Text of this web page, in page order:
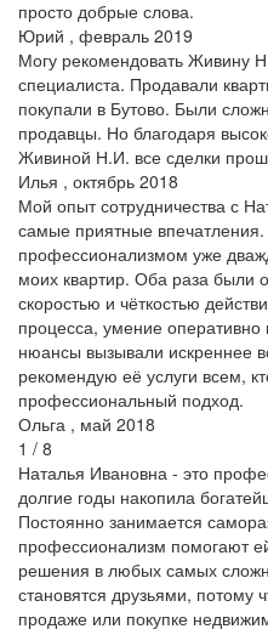
просто добрые слова.
Юрий , февраль 2019
Могу рекомендовать Живину
специалиста. Продавали
покупали в Бутово. Были
продавцы. Но благодаря
Живиной Н.И. все сделки
Илья , октябрь 2018
Мой опыт сотрудничества с
самые приятные
профессионализмом уже
моих квартир. Оба раза были
скоростью и чёткостью
процесса, умение оперативно
нюансы вызывали искреннее
рекомендую её услуги всем,
профессиональный подход.
Ольга , май 2018
1 / 8
Наталья Ивановна - это
долгие годы накопила
Постоянно занимается
профессионализм помогают
решения в любых самых
становятся друзьями, потому
продаже или покупке